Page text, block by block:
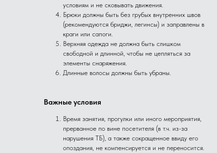
условиям и не сковывать движения.
Брюки должны быть без грубых внутренних швов
(рекомендуются бриджи, легинсы) и заправлены в
краги или сапоги.
Верхняя одежда не должна быть слишком
свободной и длинной, чтобы не цепляться за
элементы снаряжения.
Длинные волосы должны быть убраны.
Важные условия
Время занятия, прогулки или иного мероприятия,
прерванное по вине посетителя (в т.ч. из-за
нарушения ТБ), а также сокращенное ввиду его
опоздания, не компенсируется и не переносится.